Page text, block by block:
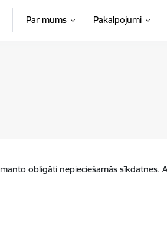
Par mums Pakalpojumi
obligāti nepieciešamās